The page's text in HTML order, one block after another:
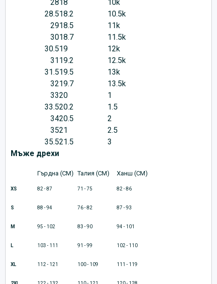
2818
10k
28.518.2
10.5k
2918.5
11k
3018.7
11.5k
30.519
12k
3119.2
12.5k
31.519.5
13k
3219.7
13.5k
3320
1
33.520.2
1.5
3420.5
2
3521
2.5
35.521.5
3
Мъже дрехи
Гърдна (CM) Талия (CM) Ханш (CM)
XS 82 - 87 71 - 75 82 - 86
S 88 - 94 76 - 82 87 - 93
M 95 - 102 83 - 90 94 - 101
L 103 - 111 91 - 99 102 - 110
XL 112 - 121 100 - 109 111 - 119